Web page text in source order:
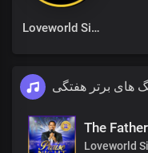
Loveworld Singers
های برتر هفتگی
The
Loveworld